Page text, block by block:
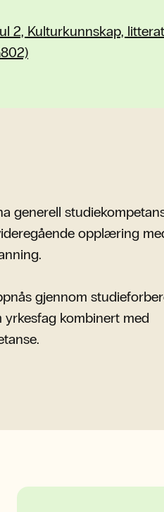
2, Kulturkunnskap,
generell
opplæring
gjennom
kombinert med